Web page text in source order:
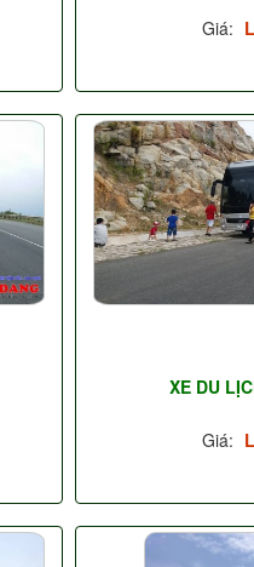
Giá:
XE DU
Giá: